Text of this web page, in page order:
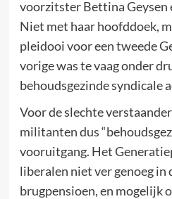
voorzitster Bettina Geysen
Niet met haar hoofddoek,
pleidooi voor een tweede
vorige was te vaag onder
behoudsgezinde syndicale
Voor de slechte
militanten dus
vooruitgang. Het
liberalen niet ver genoeg in
brugpensioen, en mogelijk